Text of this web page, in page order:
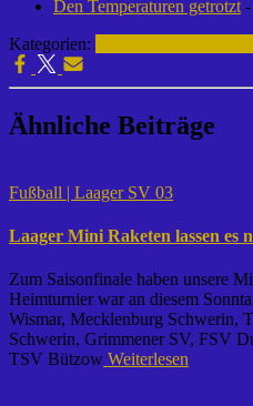
Den Temperaturen getrotzt
Kategorien:
Ähnliche Beiträge
Fußball | Laager SV 03
Laager Mini Raketen lassen es
Zum Saisonfinale haben unsere
Heimturnier war an diesem
Wismar, Mecklenburg Schwerin,
Schwerin, Grimmener SV, FSV
TSV Bützow Weiterlesen